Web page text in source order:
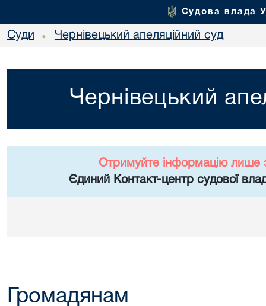
Судова влада
Суди • Чернівецький апеляційний суд
Чернівецький
Отримуйте інформацію лише
Єдиний Контакт-центр судової
Громадянам